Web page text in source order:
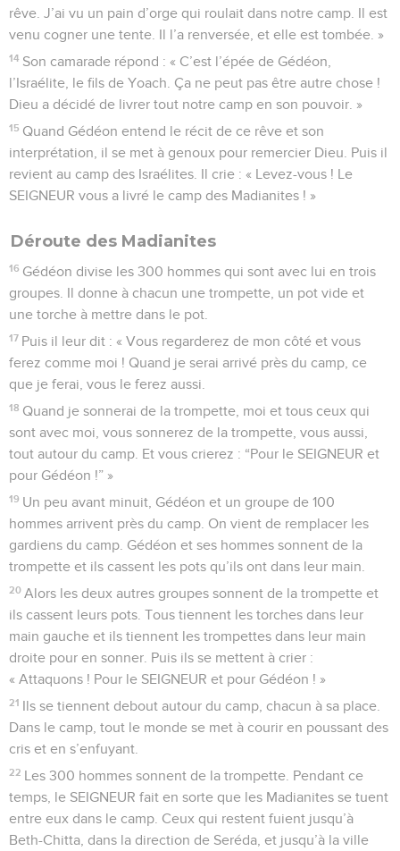
rêve. J’ai vu un pain d’orge qui roulait dans notre camp. Il est
venu cogner une tente. Il l’a renversée, et elle est tombée. »
14 Son camarade répond : « C’est l’épée de Gédéon,
l’Israélite, le fils de Yoach. Ça ne peut pas être autre chose !
Dieu a décidé de livrer tout notre camp en son pouvoir. »
15 Quand Gédéon entend le récit de ce rêve et son
interprétation, il se met à genoux pour remercier Dieu. Puis il
revient au camp des Israélites. Il crie : « Levez-vous ! Le
SEIGNEUR vous a livré le camp des Madianites ! »
Déroute des Madianites
16 Gédéon divise les 300 hommes qui sont avec lui en trois
groupes. Il donne à chacun une trompette, un pot vide et
une torche à mettre dans le pot.
17 Puis il leur dit : « Vous regarderez de mon côté et vous
ferez comme moi ! Quand je serai arrivé près du camp, ce
que je ferai, vous le ferez aussi.
18 Quand je sonnerai de la trompette, moi et tous ceux qui
sont avec moi, vous sonnerez de la trompette, vous aussi,
tout autour du camp. Et vous crierez : “Pour le SEIGNEUR et
pour Gédéon !” »
19 Un peu avant minuit, Gédéon et un groupe de 100
hommes arrivent près du camp. On vient de remplacer les
gardiens du camp. Gédéon et ses hommes sonnent de la
trompette et ils cassent les pots qu’ils ont dans leur main.
20 Alors les deux autres groupes sonnent de la trompette et
ils cassent leurs pots. Tous tiennent les torches dans leur
main gauche et ils tiennent les trompettes dans leur main
droite pour en sonner. Puis ils se mettent à crier :
« Attaquons ! Pour le SEIGNEUR et pour Gédéon ! »
21 Ils se tiennent debout autour du camp, chacun à sa place.
Dans le camp, tout le monde se met à courir en poussant des
cris et en s’enfuyant.
22 Les 300 hommes sonnent de la trompette. Pendant ce
temps, le SEIGNEUR fait en sorte que les Madianites se tuent
entre eux dans le camp. Ceux qui restent fuient jusqu’à
Beth-Chitta, dans la direction de Seréda, et jusqu’à la ville